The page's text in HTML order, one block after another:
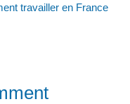
travailler en France